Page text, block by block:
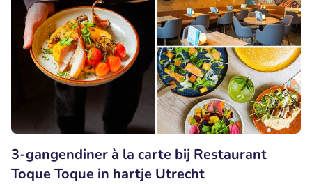
3-gangendiner à la carte bij Restaurant
Toque Toque in hartje Utrecht